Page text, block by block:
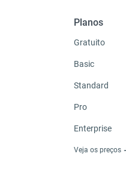
Planos
Gratuito
Basic
Standard
Pro
Enterprise
Veja os preços